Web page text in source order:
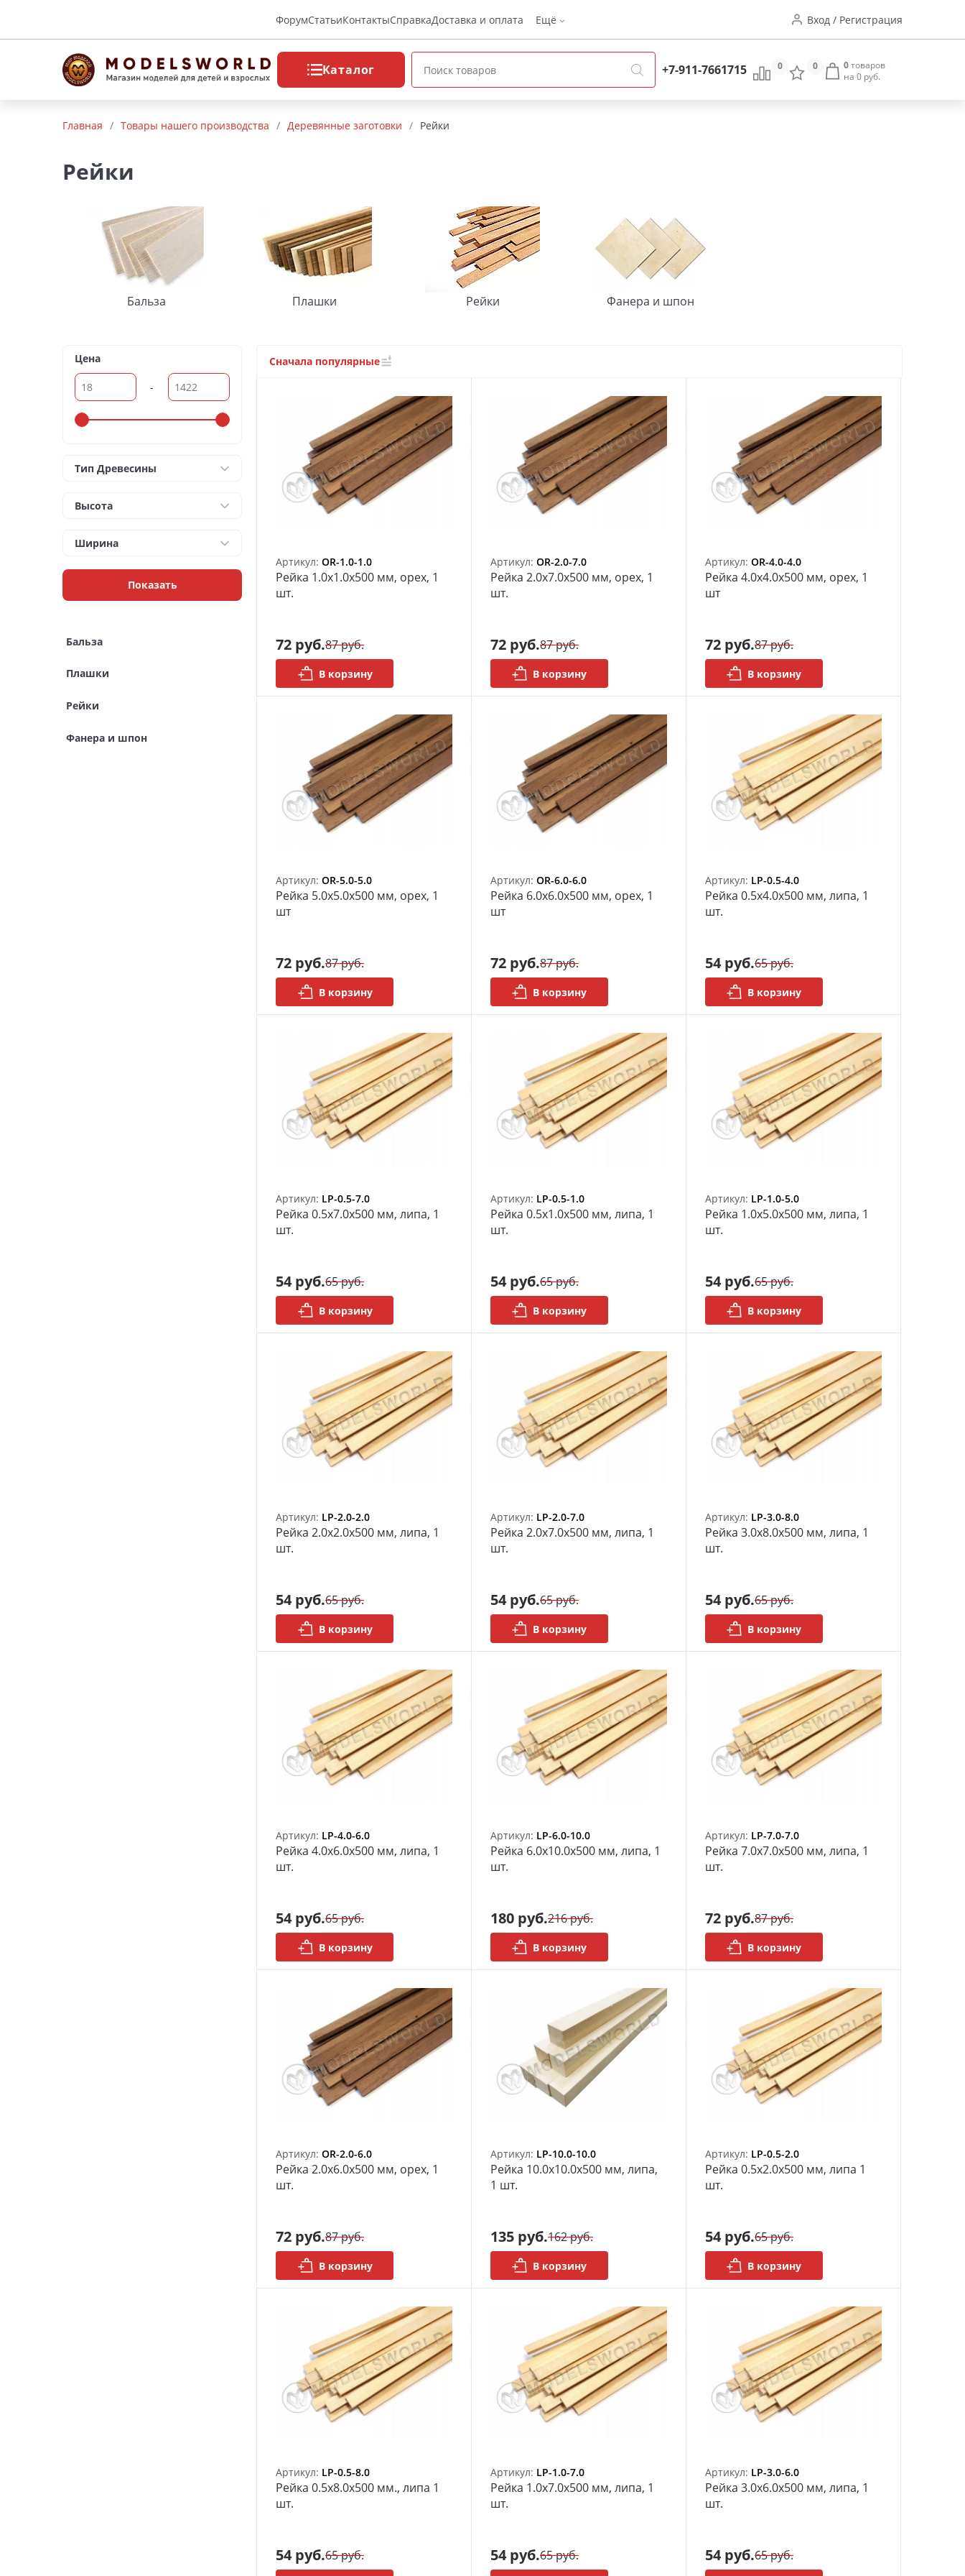
ФорумСтатьиКонтактыСправкаДоставка и оплата Ещё Вход / Регистрация
Каталог +7-911-7661715 0 0 0товаров
на 0 руб.
Радиоуправляемые модели
Аккумуляторы и зарядные
устройства
Пластиковые модели
3D Модели
Модели из бумаги
Аэрографы и компрессоры
Литература для моделиста
Готовые модели
Товары для школы
Модульное рабочее место
Органайзеры
Полки под краску
Главная / Товары нашего производства / Деревянные заготовки / Рейки
Рейки
Бальза Плашки Рейки Фанера и шпон
Цена
-
Тип Древесины
Высота
Ширина
Показать
Бальза
Плашки
Рейки
Фанера и шпон
Сначала популярные
Артикул: OR-1.0-1.0
Рейка 1.0х1.0x500 мм, орех, 1
шт.
72 руб.87 руб.
В корзину
Артикул: OR-2.0-7.0
Рейка 2.0х7.0x500 мм, орех, 1
шт.
72 руб.87 руб.
В корзину
Артикул: OR-4.0-4.0
Рейка 4.0х4.0x500 мм, орех, 1
шт
72 руб.87 руб.
В корзину
Артикул: OR-5.0-5.0
Рейка 5.0х5.0x500 мм, орех, 1
шт
72 руб.87 руб.
В корзину
Артикул: OR-6.0-6.0
Рейка 6.0х6.0x500 мм, орех, 1
шт
72 руб.87 руб.
В корзину
Артикул: LP-0.5-4.0
Рейка 0.5х4.0x500 мм, липа, 1
шт.
54 руб.65 руб.
В корзину
Артикул: LP-0.5-7.0
Рейка 0.5х7.0x500 мм, липа, 1
шт.
54 руб.65 руб.
В корзину
Артикул: LP-0.5-1.0
Рейка 0.5х1.0x500 мм, липа, 1
шт.
54 руб.65 руб.
В корзину
Артикул: LP-1.0-5.0
Рейка 1.0х5.0x500 мм, липа, 1
шт.
54 руб.65 руб.
В корзину
Артикул: LP-2.0-2.0
Рейка 2.0х2.0x500 мм, липа, 1
шт.
54 руб.65 руб.
В корзину
Артикул: LP-2.0-7.0
Рейка 2.0х7.0x500 мм, липа, 1
шт.
54 руб.65 руб.
В корзину
Артикул: LP-3.0-8.0
Рейка 3.0х8.0x500 мм, липа, 1
шт.
54 руб.65 руб.
В корзину
Артикул: LP-4.0-6.0
Рейка 4.0х6.0x500 мм, липа, 1
шт.
54 руб.65 руб.
В корзину
Артикул: LP-6.0-10.0
Рейка 6.0х10.0x500 мм, липа, 1
шт.
180 руб.216 руб.
В корзину
Артикул: LP-7.0-7.0
Рейка 7.0х7.0x500 мм, липа, 1
шт.
72 руб.87 руб.
В корзину
Артикул: OR-2.0-6.0
Рейка 2.0х6.0x500 мм, орех, 1
шт.
72 руб.87 руб.
В корзину
Артикул: LP-10.0-10.0
Рейка 10.0х10.0x500 мм, липа,
1 шт.
135 руб.162 руб.
В корзину
Артикул: LP-0.5-2.0
Рейка 0.5х2.0x500 мм, липа 1
шт.
54 руб.65 руб.
В корзину
Артикул: LP-0.5-8.0
Рейка 0.5х8.0x500 мм., липа 1
шт.
54 руб.65 руб.
Артикул: LP-1.0-7.0
Рейка 1.0х7.0x500 мм, липа, 1
шт.
54 руб.65 руб.
Артикул: LP-3.0-6.0
Рейка 3.0х6.0x500 мм, липа, 1
шт.
54 руб.65 руб.